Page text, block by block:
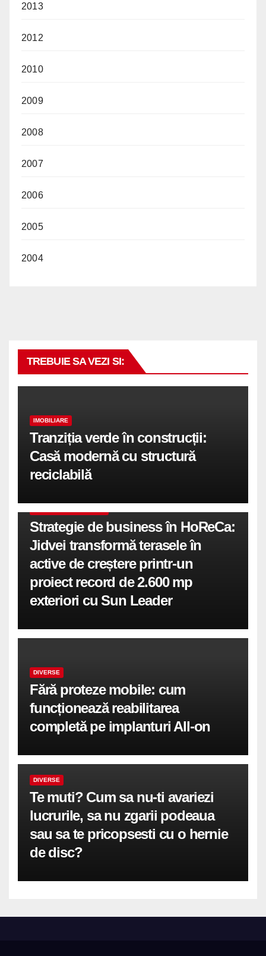
2013
2012
2010
2009
2008
2007
2006
2005
2004
TREBUIE SA VEZI SI:
IMOBILIARE
Tranziția verde în construcții:
Casă modernă cu structură
reciclabilă
Strategie de business în HoReCa:
Jidvei transformă terasele în
active de creștere printr-un
proiect record de 2.600 mp
exteriori cu Sun Leader
DIVERSE
Fără proteze mobile: cum
funcționează reabilitarea
completă pe implanturi All-on
DIVERSE
Te muti? Cum sa nu-ti avariezi
lucrurile, sa nu zgarii podeaua
sau sa te pricopsesti cu o hernie
de disc?